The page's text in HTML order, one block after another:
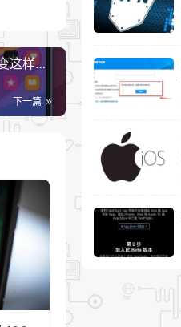
作继续
这样…
下一篇